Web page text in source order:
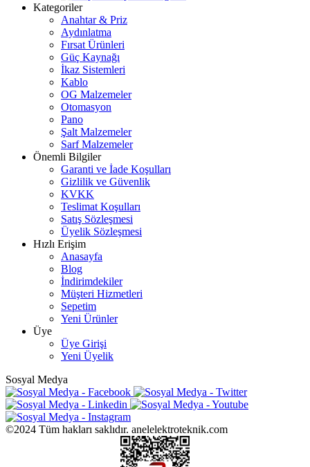
Kategoriler
Anahtar & Priz
Aydınlatma
Fırsat Ürünleri
Güç Kaynağı
İkaz Sistemleri
Kablo
OG Malzemeler
Otomasyon
Pano
Şalt Malzemeler
Sarf Malzemeler
Önemli Bilgiler
Garanti ve İade Koşulları
Gizlilik ve Güvenlik
KVKK
Teslimat Koşulları
Satış Sözleşmesi
Üyelik Sözleşmesi
Hızlı Erişim
Anasayfa
Blog
İndirimdekiler
Müşteri Hizmetleri
Sepetim
Yeni Ürünler
Üye
Üye Girişi
Yeni Üyelik
Sosyal Medya
©2024 Tüm hakları saklıdır. anelelektroteknik.com